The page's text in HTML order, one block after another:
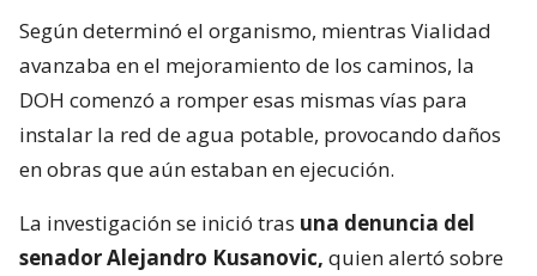
Según determinó el organismo, mientras Vialidad
avanzaba en el mejoramiento de los caminos, la
DOH comenzó a romper esas mismas vías para
instalar la red de agua potable, provocando daños
en obras que aún estaban en ejecución.
La investigación se inició tras una denuncia del
senador Alejandro Kusanovic, quien alertó sobre